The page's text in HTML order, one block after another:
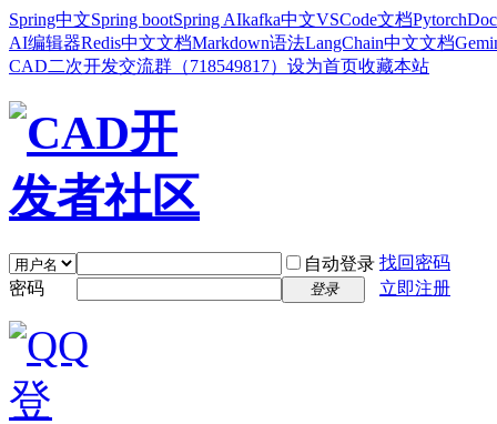
Spring中文Spring bootSpring AIkafka中文VSCode文档Pytorch
AI编辑器Redis中文文档Markdown语法LangChain中文文档
CAD二次开发交流群（718549817） 设为首页收藏本站
自动登录 找回密码
密码
登录 立即注册